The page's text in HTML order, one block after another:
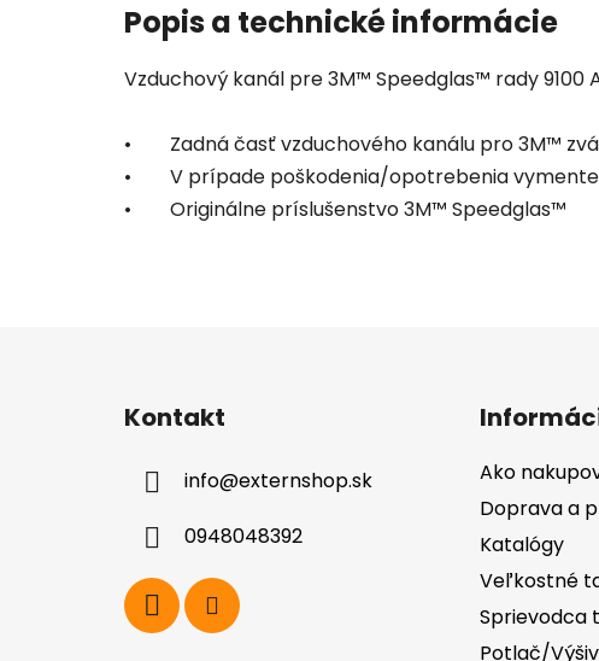
Popis a technické informácie
Vzduchový kanál pre 3M™ Speedglas™ rady 9100
• Zadná časť vzduchového kanálu pro 3M™
• V prípade poškodenia/opotrebenia vymente
• Originálne príslušenstvo 3M™ Speedglas™
Kontakt
info@externshop.sk
0948048392
Ako
Doprava a
Katalógy
Veľkostné
Sprievodca
Potlač/